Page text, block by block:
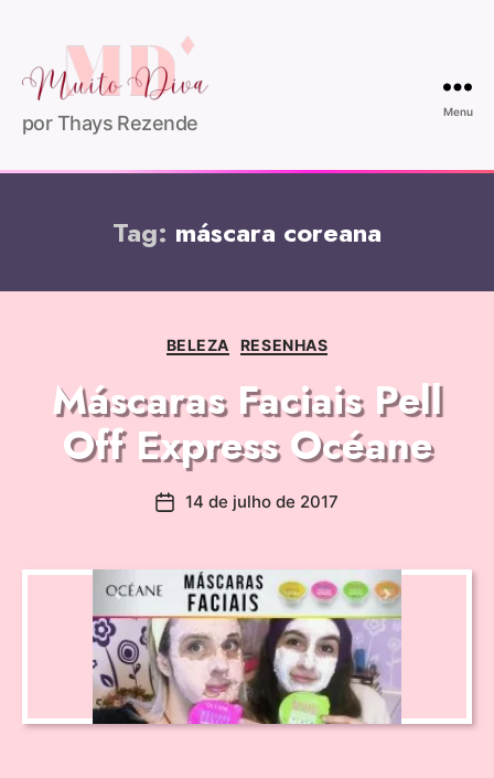
por Thays Rezende
Menu
Tag: máscara coreana
BELEZA RESENHAS
Máscaras Faciais Pell
Off Express Océane
14 de julho de 2017